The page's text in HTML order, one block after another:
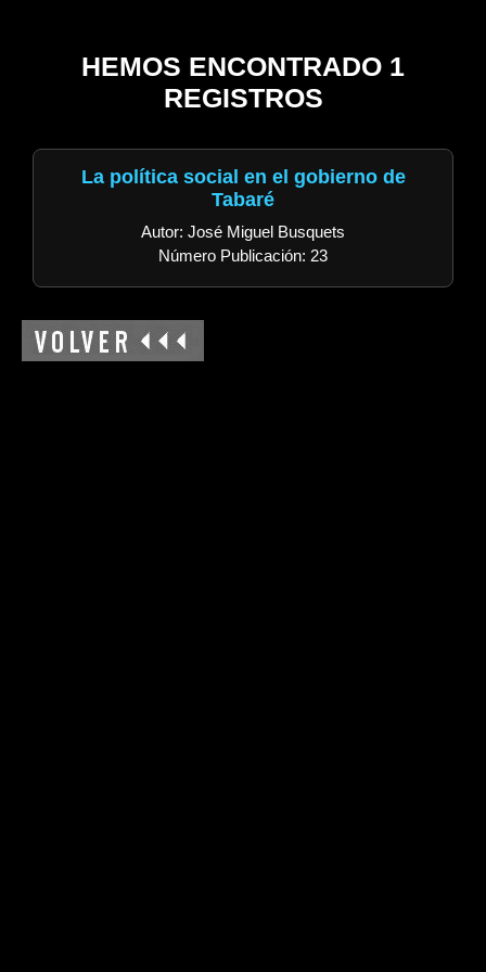
HEMOS ENCONTRADO 1
REGISTROS
La política social en el gobierno de
Tabaré
Autor: José Miguel Busquets
Número Publicación: 23